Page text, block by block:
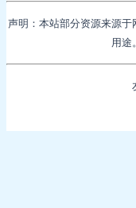
声明：本站部分资源来源
用途